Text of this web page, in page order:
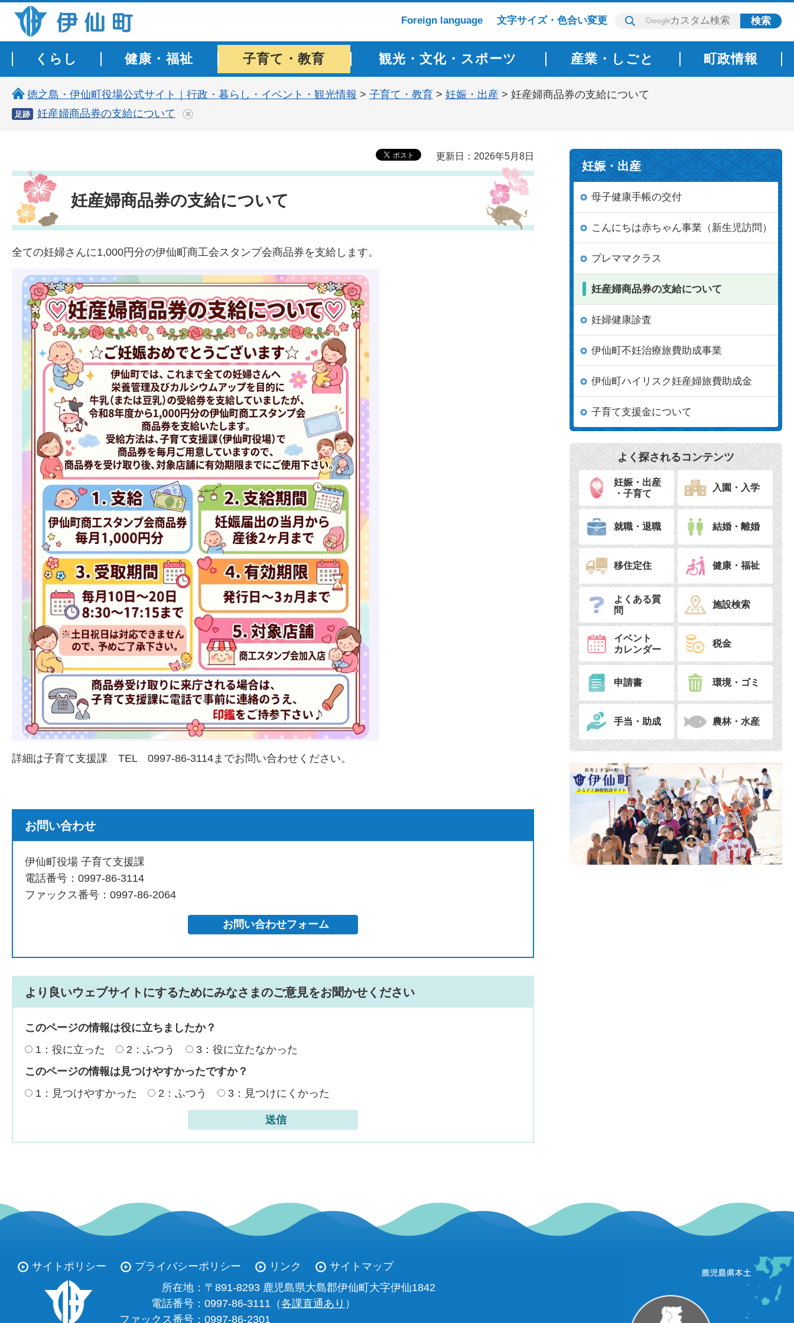
伊仙町 健康・長寿と子宝の町 Foreign language 文字サイズ・色合い変更
くらし 健康・福祉 子育て・教育 観光・文化・スポーツ 産業・しごと 町政情報
徳之島・伊仙町役場公式サイト｜行政・暮らし・イベント・観光情報 > 子育て・教育 > 妊娠・出産 > 妊産婦商品券の支給について
足跡 妊産婦商品券の支給について
更新日：2026年5月8日
妊産婦商品券の支給について
全ての妊婦さんに1,000円分の伊仙町商工会スタンプ会商品券を支給します。
詳細は子育て支援課 TEL 0997-86-3114までお問い合わせください。
お問い合わせ
伊仙町役場 子育て支援課
電話番号：0997-86-3114
ファックス番号：0997-86-2064
より良いウェブサイトにするためにみなさまのご意見をお聞かせください
このページの情報は役に立ちましたか？
1：役に立った
2：ふつう
3：役に立たなかった
このページの情報は見つけやすかったですか？
1：見つけやすかった
2：ふつう 3：見つけにくかった
妊娠・出産
母子健康手帳の交付
こんにちは赤ちゃん事業（新生児訪問）
プレママクラス
妊産婦商品券の支給について
妊婦健康診査
伊仙町不妊治療旅費助成事業
伊仙町ハイリスク妊産婦旅費助成金
子育て支援金について
よく探されるコンテンツ
妊娠・出産
・子育て
入園・入学
就職・退職 結婚・離婚
移住定住 健康・福祉
よくある質
問
施設検索
イベント
カレンダー
税金
申請書 環境・ゴミ
手当・助成 農林・水産
サイトポリシー プライバシーポリシー リンク
サイトマップ
所在地： 〒891-8293 鹿児島県大島郡伊仙町大字伊仙1842
電話番号： 0997-86-3111（各課直通あり ）
ファックス番号： 0997-86-2301